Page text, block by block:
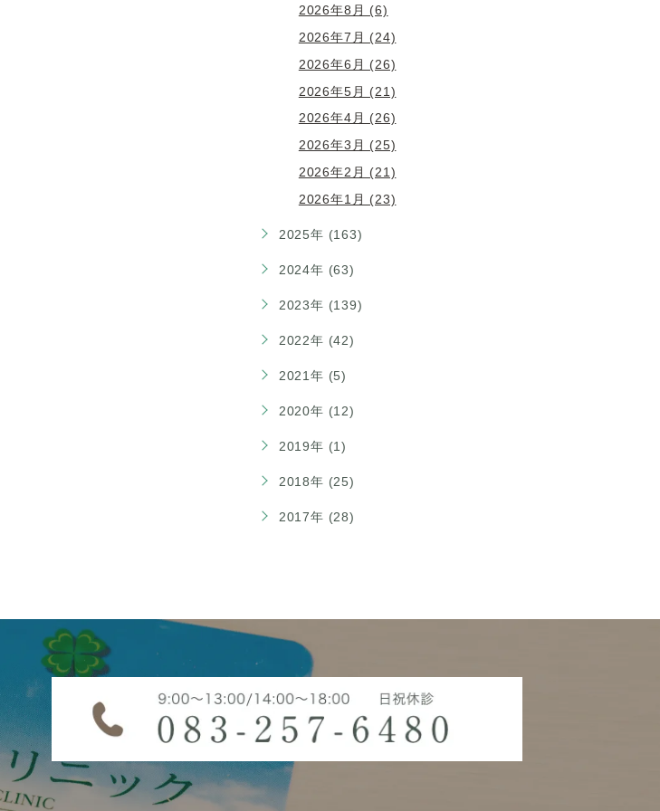
2026年8月 (6)
2026年7月 (24)
2026年6月 (26)
2026年5月 (21)
2026年4月 (26)
2026年3月 (25)
2026年2月 (21)
2026年1月 (23)
2025年 (163)
2024年 (63)
2023年 (139)
2022年 (42)
2021年 (5)
2020年 (12)
2019年 (1)
2018年 (25)
2017年 (28)